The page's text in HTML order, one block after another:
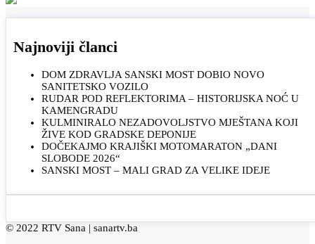
Najnoviji članci
DOM ZDRAVLJA SANSKI MOST DOBIO NOVO
SANITETSKO VOZILO
RUDAR POD REFLEKTORIMA – HISTORIJSKA NOĆ U
KAMENGRADU
KULMINIRALO NEZADOVOLJSTVO MJEŠTANA KOJI
ŽIVE KOD GRADSKE DEPONIJE
DOČEKAJMO KRAJIŠKI MOTOMARATON „DANI
SLOBODE 2026“
SANSKI MOST – MALI GRAD ZA VELIKE IDEJE
© 2022 RTV Sana | sanartv.ba